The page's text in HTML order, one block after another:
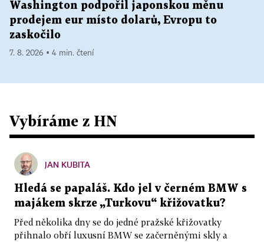
Washington podpořil japonskou měnu
prodejem eur místo dolarů, Evropu to
zaskočilo
7. 8. 2026 ▪ 4 min. čtení
Vybíráme z HN
JAN KUBITA
Hledá se papaláš. Kdo jel v černém BMW s
majákem skrze „Turkovu“ křižovatku?
Před několika dny se do jedné pražské křižovatky
přihnalo obří luxusní BMW se začerněnými skly a